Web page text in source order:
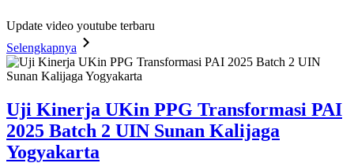
Update video youtube terbaru
Selengkapnya
Uji Kinerja UKin PPG Transformasi PAI
2025 Batch 2 UIN Sunan Kalijaga
Yogyakarta